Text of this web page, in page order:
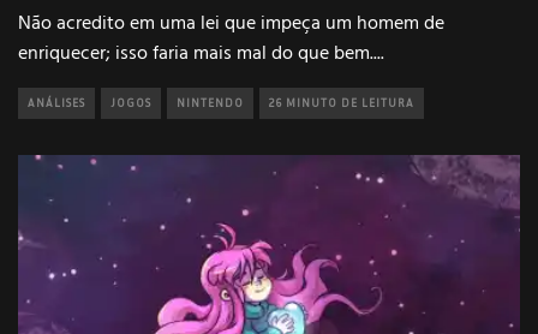
Não acredito em uma lei que impeça um homem de
enriquecer; isso faria mais mal do que bem....
ANÁLISES JOGOS NINTENDO 26 MINUTO DE LEITURA